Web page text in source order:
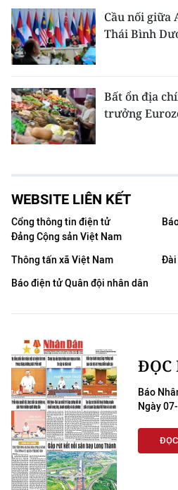
Cầu nối giữa
Thái Bình
Bất ổn địa
trưởng
WEBSITE LIÊN KẾT
Cổng thông tin điện tử
Đảng Cộng sản Việt Nam
Thông tấn xã Việt Nam
Đài
Báo điện tử Quân đội nhân dân
ĐỌC
Báo
Ngày